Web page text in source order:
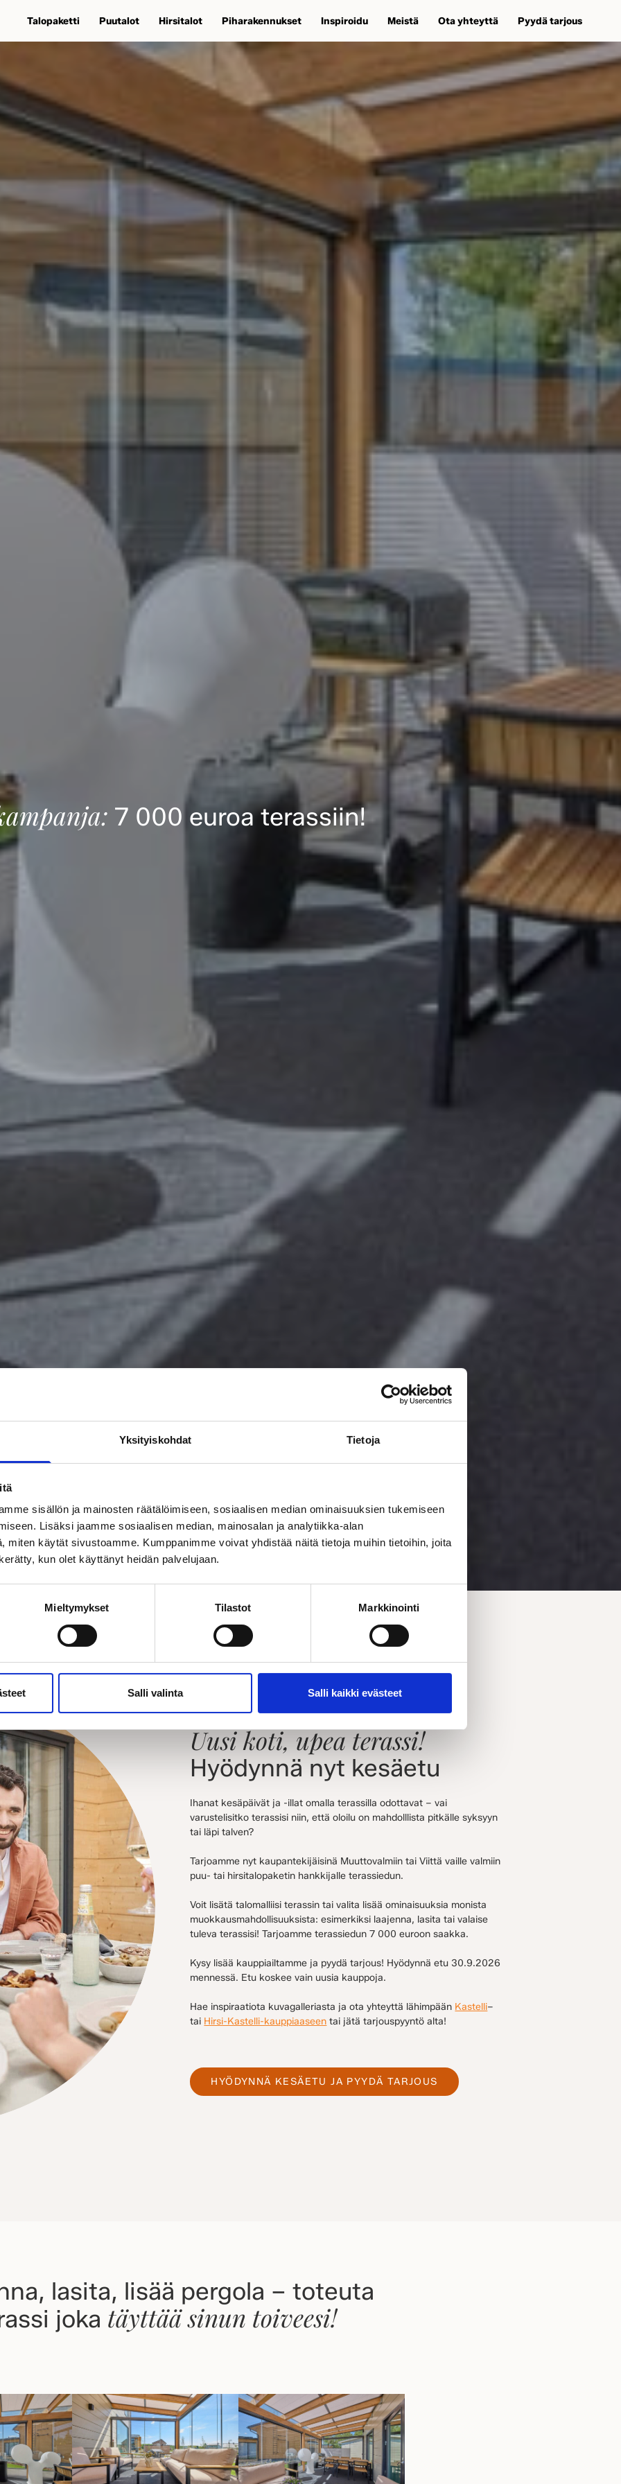
Yksityiskohdat Tietoja
sisällön ja mainosten räätälöimiseen, sosiaalisen median ominaisuuksien tukemiseen
Lisäksi jaamme sosiaalisen median, mainosalan ja analytiikka-alan
miten käytät sivustoamme. Kumppanimme voivat yhdistää näitä tietoja muihin tietoihin, joita
kun olet käyttänyt heidän palvelujaan.
Mieltymykset Tilastot Markkinointi
Salli valinta Salli kaikki evästeet
Talopaketti Puutalot Hirsitalot Piharakennukset Inspiroidu Meistä Ota yhteyttä Pyydä tarjous
7 000 euroa terassiin!
Uusi koti, upea terassi!
Hyödynnä nyt kesäetu
Ihanat kesäpäivät ja -illat omalla terassilla odottavat – vai
varustelisitko terassisi niin, että oloilu on mahdolllista pitkälle syksyyn
tai läpi talven?
Tarjoamme nyt kaupantekijäisinä Muuttovalmiin tai Viittä vaille valmiin
puu- tai hirsitalopaketin hankkijalle terassiedun.
Voit lisätä talomalliisi terassin tai valita lisää ominaisuuksia monista
muokkausmahdollisuuksista: esimerkiksi laajenna, lasita tai valaise
tuleva terassisi! Tarjoamme terassiedun 7 000 euroon saakka.
Kysy lisää kauppiailtamme ja pyydä tarjous! Hyödynnä etu 30.9.2026
mennessä. Etu koskee vain uusia kauppoja.
Hae inspiraatiota kuvagalleriasta ja ota yhteyttä lähimpään Kastelli–
tai Hirsi-Kastelli-kauppiaaseen tai jätä tarjouspyyntö alta!
HYÖDYNNÄ KESÄETU JA PYYDÄ TARJOUS
lasita, lisää pergola – toteuta
joka täyttää sinun toiveesi!